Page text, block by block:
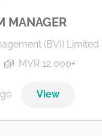
MANAGER
(BVI) Limited
MVR 12,000+
View